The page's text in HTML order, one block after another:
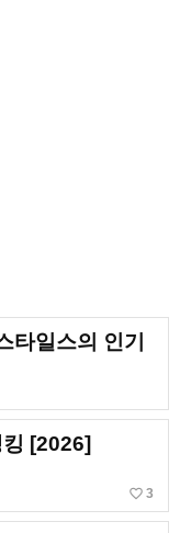
타일스의 인기
[2026]
favorite_border 3